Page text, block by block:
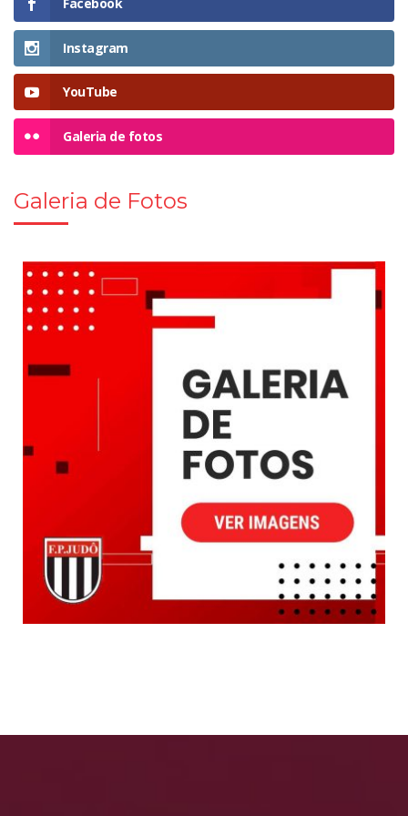
Facebook
Instagram
YouTube
Galeria de fotos
Galeria de Fotos